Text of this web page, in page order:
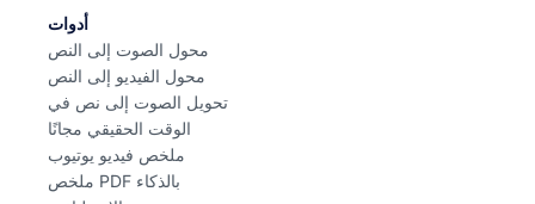
أدوات
محول الصوت إلى النص
محول الفيديو إلى النص
تحويل الصوت إلى نص في
الوقت الحقيقي مجانًا
ملخص فيديو يوتيوب
ملخص PDF بالذكاء